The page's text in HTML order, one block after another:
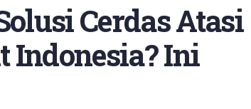
Cerdas Atasi
Indonesia? Ini